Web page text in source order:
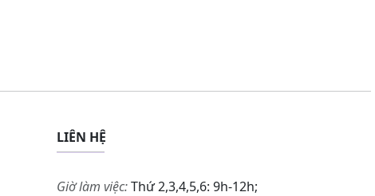
LIÊN HỆ
Giờ làm việc:Thứ 2,3,4,5,6: 9h-12h;